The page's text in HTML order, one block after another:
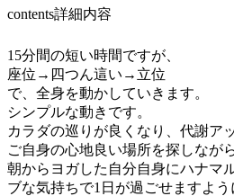
contents詳細内容
15分間の短い時間ですが、
座位→四つん這い→立位
で、全身を動かしていきます。
シンプルな動きです。
カラダの巡りが良くなり、代謝アッ
ご自身の心地良い場所を探しながら
朝からヨガした自分自身にハナマ
ブな気持ちで1日が過ごせますよう